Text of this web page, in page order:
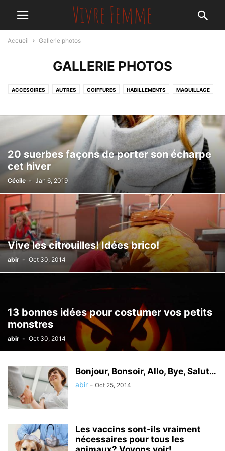
Accueil Gallerie photos
GALLERIE PHOTOS
ACCESOIRES AUTRES COIFFURES HABILLEMENTS MAQUILLAGE
20 suerbes façons de porter son écharpe
cet hiver
Cécile - Jan 6, 2019
Vive les citrouilles! Idées brico!
abir - Oct 30, 2014
13 bonnes idées pour costumer vos petits
monstres
abir - Oct 30, 2014
Bonjour, Bonsoir, Allo, Bye, Salut…
abir - Oct 25, 2014
Les vaccins sont-ils vraiment
nécessaires pour tous les